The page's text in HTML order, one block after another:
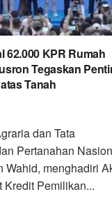
62.000 KPR Rumah
Tegaskan
Tanah
dan Tata
Pertanahan
Wahid, menghadiri
Kredit Pemilikan...